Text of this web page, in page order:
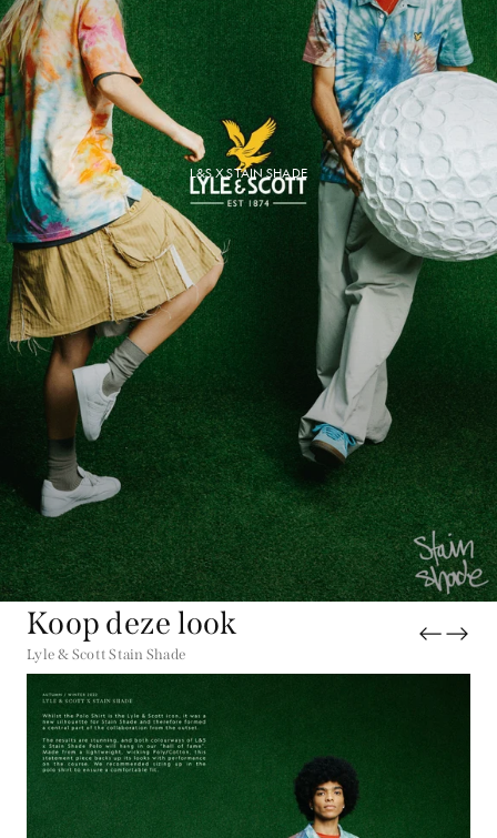
L&S X STAIN SHADE
Koop deze look
Lyle & Scott Stain Shade